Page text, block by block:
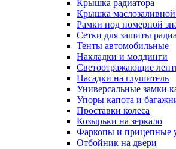
Крышка радиатора
Крышка
Рамки под номерной
Сетки для защиты
Тенты автомобильные
Накладки и молдинги
Светоотражающие
Насадки на глушитель
Универсальные замки
Упоры капота и
Проставки колеса
Козырьки на зеркало
Фаркопы и прицепные
Отбойник на двери